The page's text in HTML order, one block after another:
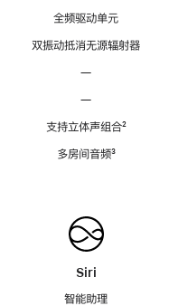
全频驱动单元
双振动抵消无源辐射器
—
—
支持立体声组合脚
²
多房间音频脚
³
Siri
智能助理